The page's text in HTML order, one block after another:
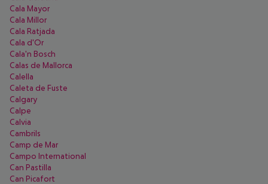
Cala Mayor
Cala Millor
Cala Ratjada
Cala d'Or
Cala'n Bosch
Calas de Mallorca
Calella
Caleta de Fuste
Calgary
Calpe
Calvia
Cambrils
Camp de Mar
Campo International
Can Pastilla
Can Picafort